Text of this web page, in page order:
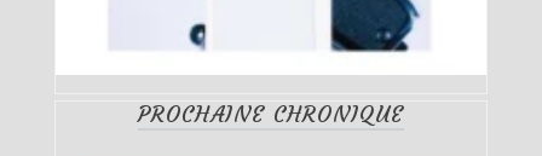
PROCHAINE CHRONIQUE